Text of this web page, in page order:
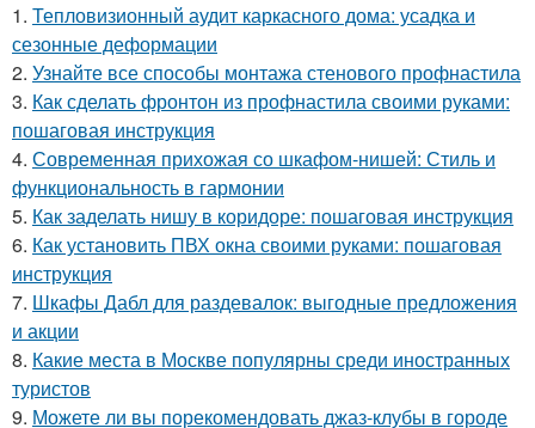
1. Тепловизионный аудит каркасного дома: усадка и
сезонные деформации
2. Узнайте все способы монтажа стенового профнастила
3. Как сделать фронтон из профнастила своими руками:
пошаговая инструкция
4. Современная прихожая со шкафом-нишей: Стиль и
функциональность в гармонии
5. Как заделать нишу в коридоре: пошаговая инструкция
6. Как установить ПВХ окна своими руками: пошаговая
инструкция
7. Шкафы Дабл для раздевалок: выгодные предложения
и акции
8. Какие места в Москве популярны среди иностранных
туристов
9. Можете ли вы порекомендовать джаз-клубы в городе